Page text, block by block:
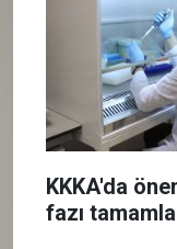
KKKA'da
fazı